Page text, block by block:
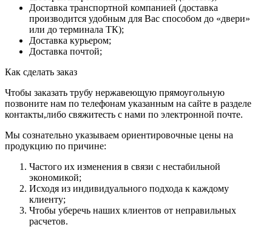
Доставка транспортной компанией (доставка
производится удобным для Вас способом до «двери»
или до терминала ТК);
Доставка курьером;
Доставка почтой;
Как сделать заказ
Чтобы заказать трубу нержавеющую прямоугольную
позвоните нам по телефонам указанным на сайте в разделе
контакты,либо свяжитесть с нами по электронной почте.
Мы сознательно указываем ориентировочные цены на
продукцию по причине:
Частого их изменения в связи с нестабильной
экономикой;
Исходя из индивидуального подхода к каждому
клиенту;
Чтобы уберечь наших клиентов от неправильных
расчетов.